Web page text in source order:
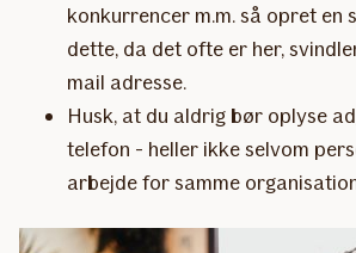
konkurrencer m.m. så opret en
dette, da det ofte er her,
mail adresse.
Husk, at du aldrig bør oplyse
telefon - heller ikke selvom
arbejde for samme